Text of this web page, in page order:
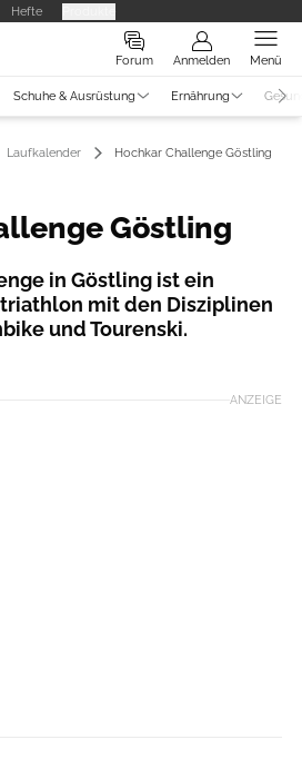
Hefte
Forum Anmelden Menü
Schuhe & Ausrüstung Ernährung
Laufkalender Hochkar Challenge Göstling
Göstling
in Göstling ist ein
mit den Disziplinen
und Tourenski.
ANZEIGE